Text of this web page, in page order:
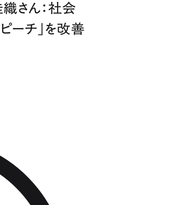
さん：社会
ーチ」を改善